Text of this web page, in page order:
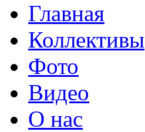
Главная
Коллективы
Фото
Видео
О нас